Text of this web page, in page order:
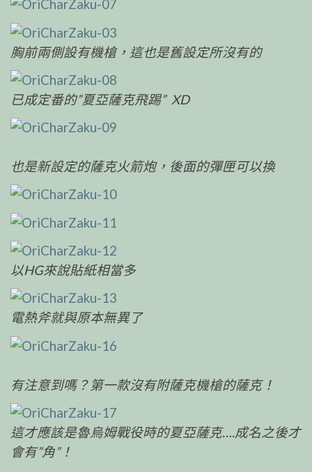
胸前兩側設有機槍，這也是舊設定所沒有的
已成定番的”夏亞薩克飛踢” XD
也是新設定的薩克火箭炮，後面的彈匣可以換
以HG來說貼紙相當多
電熱斧就與原本無異了
有注意到嗎？第一款沒有附薩克機槍的薩克！
這才應該是魯烏姆戰役時的夏亞薩克….成名之後才
會有”角”！